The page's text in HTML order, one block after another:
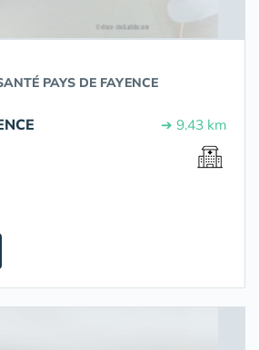
PAYS DE FAYENCE
➔ 9.43 km